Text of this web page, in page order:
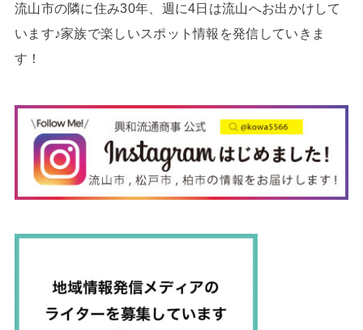
流山市の隣に住み30年、週に4日は流山へお出かけして
います♪家族で楽しいスポット情報を発信していきま
す！